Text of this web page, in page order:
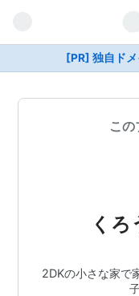
[PR] 独自ド
こ
く
2DKの小さな家で